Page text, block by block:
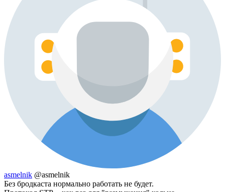
asmelnik @asmelnik
Без бродкаста нормально работать не будет.